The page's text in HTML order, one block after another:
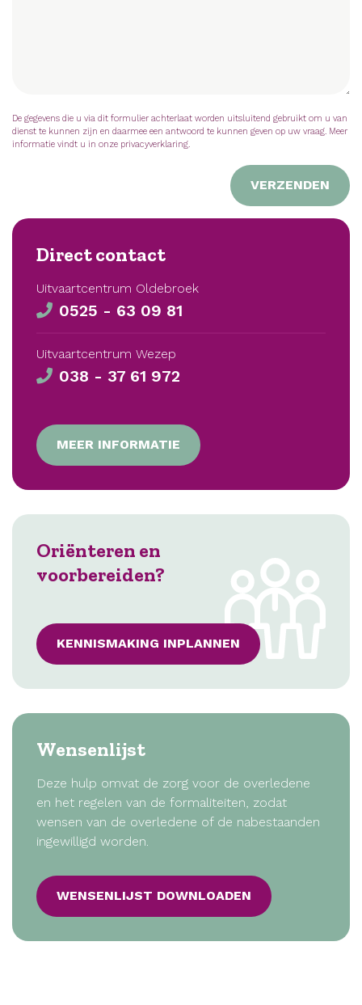
De gegevens die u via dit formulier achterlaat worden uitsluitend gebruikt om u van
dienst te kunnen zijn en daarmee een antwoord te kunnen geven op uw vraag. Meer
informatie vindt u in onze privacyverklaring.
VERZENDEN
Direct contact
Uitvaartcentrum Oldebroek
0525 - 63 09 81
Uitvaartcentrum Wezep
038 - 37 61 972
MEER INFORMATIE
Oriënteren en
voorbereiden?
KENNISMAKING INPLANNEN
Wensenlijst
Deze hulp omvat de zorg voor de overledene
en het regelen van de formaliteiten, zodat
wensen van de overledene of de nabestaanden
ingewilligd worden.
WENSENLIJST DOWNLOADEN